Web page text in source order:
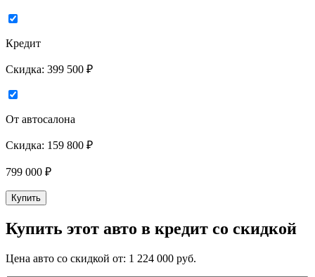
Кредит
Скидка: 399 500 ₽
От автосалона
Скидка: 159 800 ₽
799 000 ₽
Купить
Купить этот авто в кредит со скидкой
Цена авто со скидкой от: 1 224 000 руб.